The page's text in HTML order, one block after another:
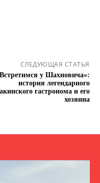
СЛЕДУЮЩАЯ СТАТЬЯ
у Шахновича»:
история легендарного
гастронома и его
хозяина